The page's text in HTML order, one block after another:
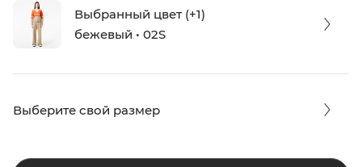
Выбранный цвет (+1)
бежевый • 02S
Выберите свой размер